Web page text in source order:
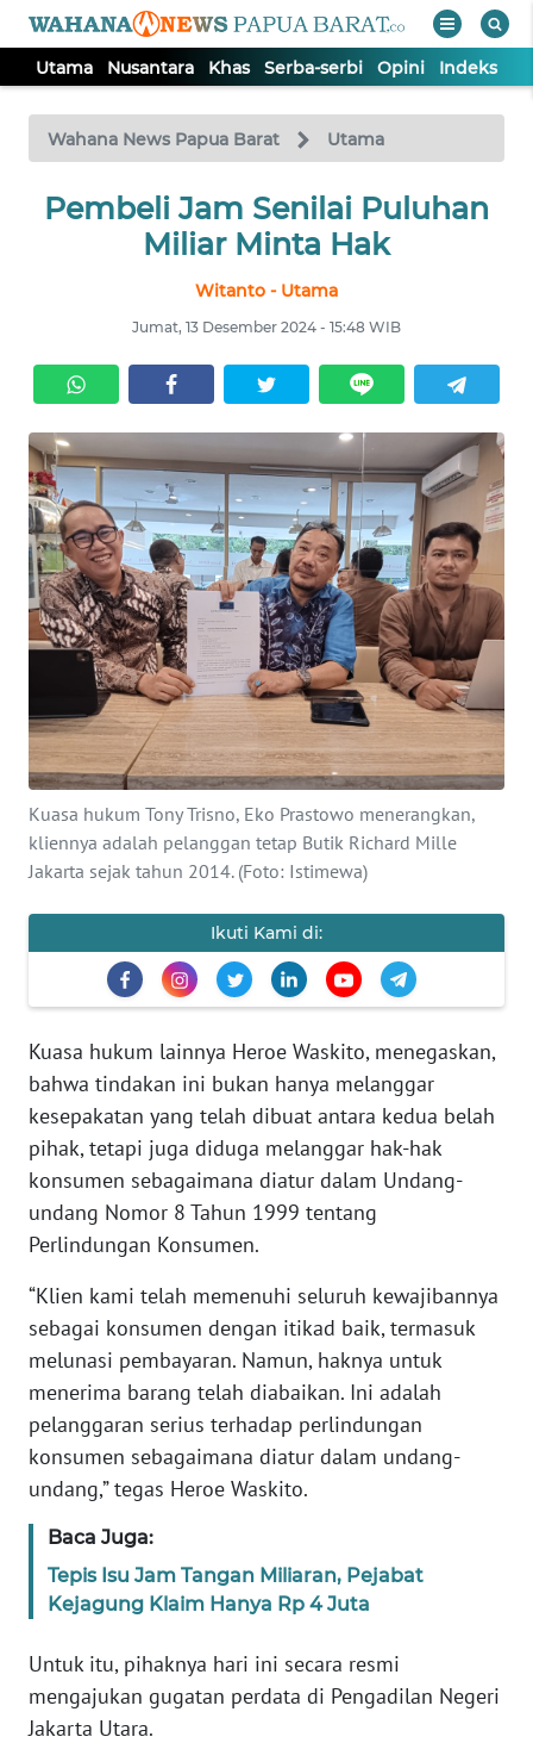
Utama Nusantara Khas Serba-serbi Opini Indeks
Wahana News Papua Barat Utama
Pembeli Jam Senilai Puluhan
Miliar Minta Hak
Witanto - Utama
Jumat, 13 Desember 2024 - 15:48 WIB
Kuasa hukum Tony Trisno, Eko Prastowo menerangkan,
kliennya adalah pelanggan tetap Butik Richard Mille
Jakarta sejak tahun 2014. (Foto: Istimewa)
Ikuti Kami di:
Kuasa hukum lainnya Heroe Waskito, menegaskan,
bahwa tindakan ini bukan hanya melanggar
kesepakatan yang telah dibuat antara kedua belah
pihak, tetapi juga diduga melanggar hak-hak
konsumen sebagaimana diatur dalam Undang-
undang Nomor 8 Tahun 1999 tentang
Perlindungan Konsumen.
“Klien kami telah memenuhi seluruh kewajibannya
sebagai konsumen dengan itikad baik, termasuk
melunasi pembayaran. Namun, haknya untuk
menerima barang telah diabaikan. Ini adalah
pelanggaran serius terhadap perlindungan
konsumen sebagaimana diatur dalam undang-
undang,” tegas Heroe Waskito.
Baca Juga:
Tepis Isu Jam Tangan Miliaran, Pejabat
Kejagung Klaim Hanya Rp 4 Juta
Untuk itu, pihaknya hari ini secara resmi
mengajukan gugatan perdata di Pengadilan Negeri
Jakarta Utara.
TV
Tutup
UTAMA
SERBA-
SERBI
OPINI
Informasi
INDEKS
BERITA
KAMI
INFO
IKLAN
TENTANG
SIBER
REDAKSI
KARIR
DISCLAIMER
News
WN
SUMUT
WN
JAKARTA
WN
JABAR
BANTEN
WN